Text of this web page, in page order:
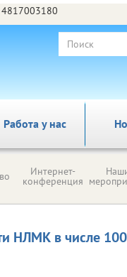
Работа у нас
Интернет-
конференция
НЛМК в числе